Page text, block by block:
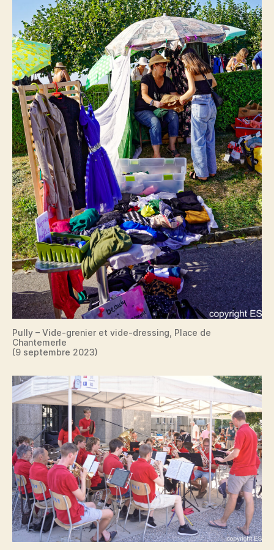
Pully – Vide-grenier et vide-dressing, Place de
Chantemerle
(9 septembre 2023)